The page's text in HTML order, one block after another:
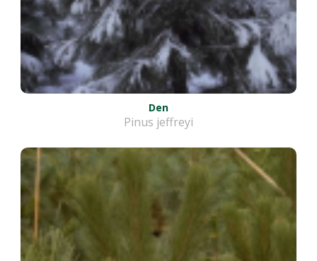
Den
Pinus jeffreyi